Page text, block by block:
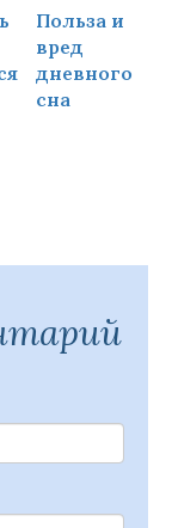
Польза и
вред
дневного
сна